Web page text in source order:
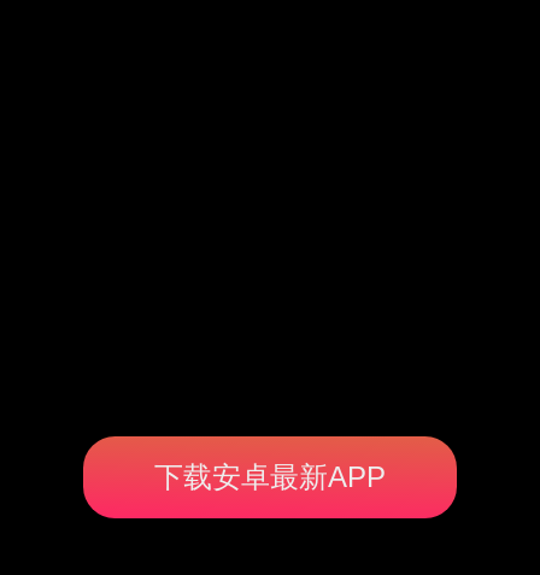
下载安卓最新APP